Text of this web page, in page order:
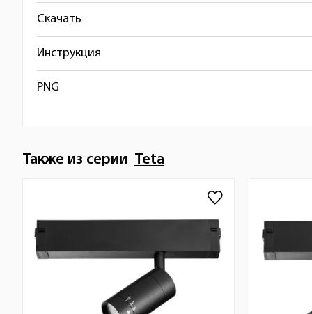
Скачать
Инструкция
PNG
Также из серии Teta